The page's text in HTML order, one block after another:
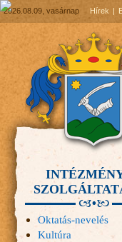
2026.08.09, vasárnap Hírek
Oktatás-nevelés
Kultúra